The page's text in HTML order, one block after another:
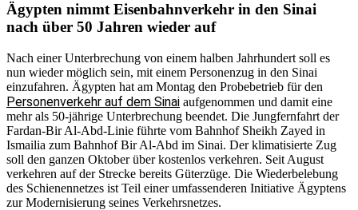
Ägypten nimmt Eisenbahnverkehr in den Sinai
nach über 50 Jahren wieder auf
Nach einer Unterbrechung von einem halben Jahrhundert soll es
nun wieder möglich sein, mit einem Personenzug in den Sinai
einzufahren. Ägypten hat am Montag den Probebetrieb für den
Personenverkehr auf dem Sinai aufgenommen und damit eine
mehr als 50-jährige Unterbrechung beendet. Die Jungfernfahrt der
Fardan-Bir Al-Abd-Linie führte vom Bahnhof Sheikh Zayed in
Ismailia zum Bahnhof Bir Al-Abd im Sinai. Der klimatisierte Zug
soll den ganzen Oktober über kostenlos verkehren. Seit August
verkehren auf der Strecke bereits Güterzüge. Die Wiederbelebung
des Schienennetzes ist Teil einer umfassenderen Initiative Ägyptens
zur Modernisierung seines Verkehrsnetzes.